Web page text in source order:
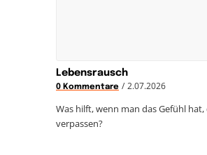
Lebensrausch
0 Kommentare / 2.07.2026
Was hilft, wenn man das Gefühl hat,
verpassen?